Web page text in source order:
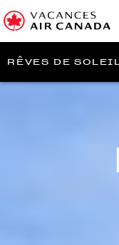
RÊVES DE SOLEIL